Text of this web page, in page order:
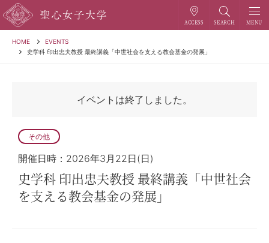
HOME
EVENTS
史学科 印出忠夫教授 最終講義「中世社会を支える教会基金の発展」
イベントは終了しました。
その他
開催日時：2026年3月22日(日)
史学科 印出忠夫教授 最終講義「中世社会
を支える教会基金の発展」